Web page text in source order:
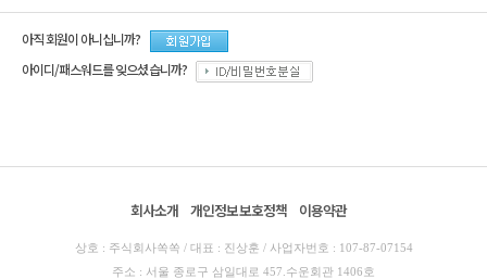
아직 회원이 아니십니까?
아이디/패스워드를 잊으셨습니까?
회사소개 개인정보보호정책 이용약관
상호 : 주식회사쏙쏙 / 대표 : 진상훈 / 사업자번호 : 107-87-07154
주소 : 서울 종로구 삼일대로 457.수운회관 1406호